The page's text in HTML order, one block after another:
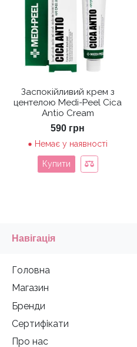
Заспокійливий крем з
центелою Medi-Peel Cica
Antio Cream
590 грн
Немає у наявності
Купити
Навігація
Головна
Магазин
Бренди
Сертифікати
Про нас